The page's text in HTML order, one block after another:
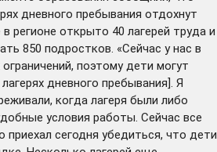
дневного пребывания отдохнут
регионе открыто 40 лагерей труда и
850 подростков. «Сейчас у нас в
поэтому дети могут
дневного пребывания]. Я
когда лагеря были либо
условия работы. Сейчас все
приехал сегодня убедиться, что дети